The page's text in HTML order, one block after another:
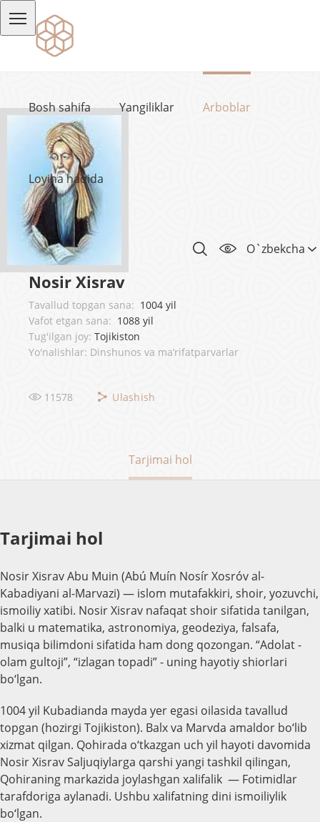
Bosh sahifa Yangiliklar Arboblar
Loyiha haqida
O`zbekcha
Nosir Xisrav
Tavallud topgan sana: 1004 yil
Vafot etgan sana: 1088 yil
Tug'ilgan joy: Tojikiston
Yo'nalishlar: Dinshunos va ma’rifatparvarlar
11578 Ulashish
Tarjimai hol
Tarjimai hol
Nosir Xisrav Abu Muin (Abú Muín Nosír Xosróv al-
Kabadiyani al-Marvazi) — islom mutafakkiri, shoir, yozuvchi,
ismoiliy xatibi. Nosir Xisrav nafaqat shoir sifatida tanilgan,
balki u matematika, astronomiya, geodeziya, falsafa,
musiqa bilimdoni sifatida ham dong qozongan. “Adolat -
olam gultoji”, “izlagan topadi” - uning hayotiy shiorlari
bo‘lgan.
1004 yil Kubadianda mayda yer egasi oilasida tavallud
topgan (hozirgi Tojikiston). Balx va Marvda amaldor bo‘lib
xizmat qilgan. Qohirada o‘tkazgan uch yil hayoti davomida
Nosir Xisrav Saljuqiylarga qarshi yangi tashkil qilingan,
Qohiraning markazida joylashgan xalifalik — Fotimidlar
tarafdoriga aylanadi. Ushbu xalifatning dini ismoiliylik
bo‘lgan.